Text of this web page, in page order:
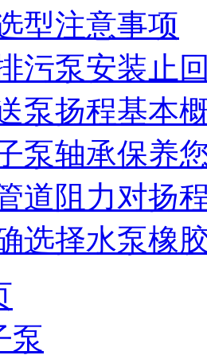
型注意事项
污泵安装止
泵扬程基本
泵轴承保养
道阻力对扬
选择水泵橡
泵